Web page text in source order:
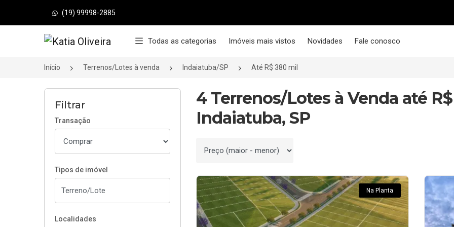
(19) 99998-2885
Página inicial Todas as categorias Imóveis mais vistos Novidades Fale conosco
Início Terrenos/Lotes à venda Indaiatuba/SP Até R$ 380 mil
Filtrar
Transação
Tipos de imóvel
Localidades
4 Terrenos/Lotes à Venda até
Indaiatuba, SP
Ordenar por
Na Planta